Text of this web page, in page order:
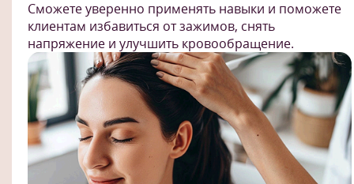
Сможете уверенно применять навыки и поможете
клиентам избавиться от зажимов, снять
напряжение и улучшить кровообращение.